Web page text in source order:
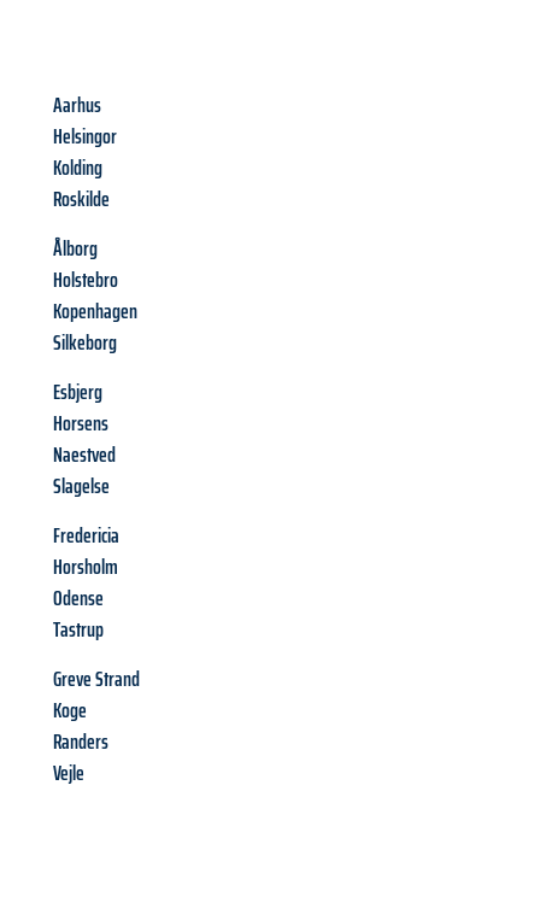
Aarhus
Helsingor
Kolding
Roskilde
Ålborg
Holstebro
Kopenhagen
Silkeborg
Esbjerg
Horsens
Naestved
Slagelse
Fredericia
Horsholm
Odense
Tastrup
Greve Strand
Koge
Randers
Vejle